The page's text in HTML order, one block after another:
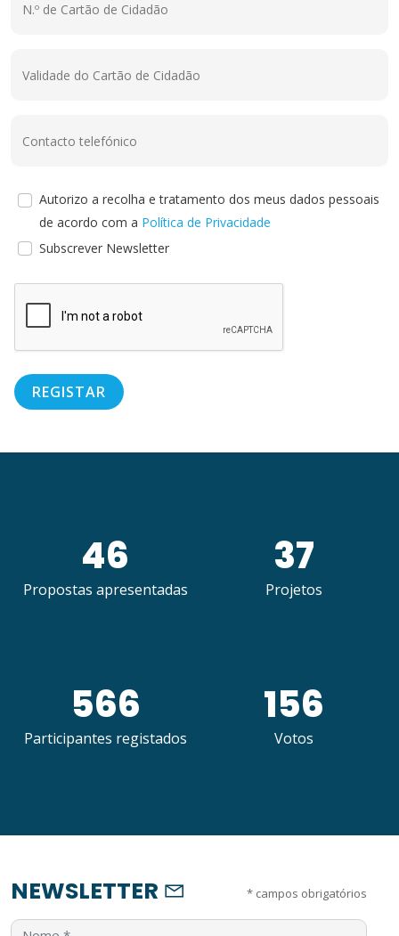
N.º de Cartão de Cidadão
Validade do Cartão de Cidadão
Contacto telefónico
Autorizo a recolha e tratamento dos meus dados pessoais
de acordo com a Política de Privacidade
Subscrever Newsletter
46
Propostas apresentadas
37
Projetos
566
Participantes registados
156
Votos
NEWSLETTER * campos obrigatórios